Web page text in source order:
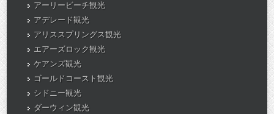
アーリービーチ観光
アデレード観光
アリススプリングス観光
エアーズロック観光
ケアンズ観光
ゴールドコースト観光
シドニー観光
ダーウィン観光